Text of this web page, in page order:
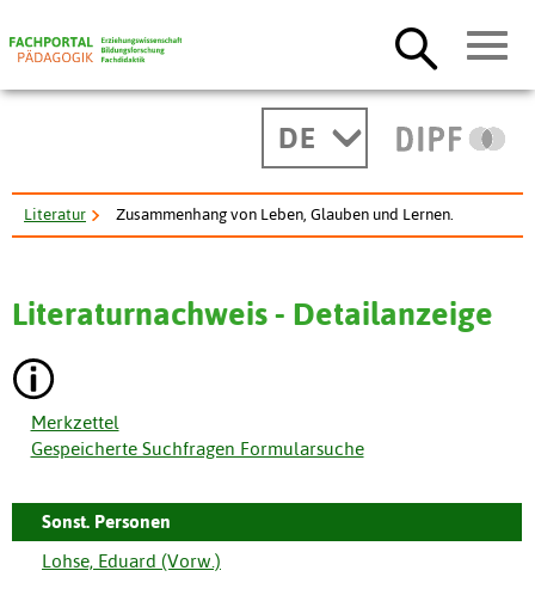
DE
Literatur Zusammenhang von Leben, Glauben und Lernen.
Literaturnachweis - Detailanzeige
Merkzettel
Gespeicherte Suchfragen Formularsuche
Sonst. Personen
Lohse, Eduard (Vorw.)